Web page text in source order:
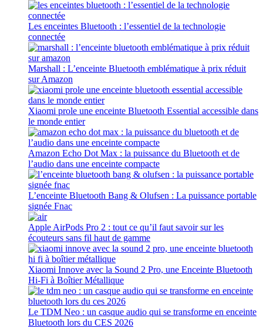
Les enceintes Bluetooth : l’essentiel de la technologie
connectée
Marshall : L’enceinte Bluetooth emblématique à prix réduit
sur Amazon
Xiaomi prole une enceinte Bluetooth Essential accessible dans
le monde entier
Amazon Echo Dot Max : la puissance du Bluetooth et de
l’audio dans une enceinte compacte
L’enceinte Bluetooth Bang & Olufsen : La puissance portable
signée Fnac
Apple AirPods Pro 2 : tout ce qu’il faut savoir sur les
écouteurs sans fil haut de gamme
Xiaomi Innove avec la Sound 2 Pro, une Enceinte Bluetooth
Hi-Fi à Boîtier Métallique
Le TDM Neo : un casque audio qui se transforme en enceinte
Bluetooth lors du CES 2026